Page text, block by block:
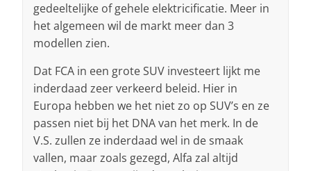
gedeeltelijke of gehele elektricificatie. Meer in
het algemeen wil de markt meer dan 3
modellen zien.
Dat FCA in een grote SUV investeert lijkt me
inderdaad zeer verkeerd beleid. Hier in
Europa hebben we het niet zo op SUV’s en ze
passen niet bij het DNA van het merk. In de
V.S. zullen ze inderdaad wel in de smaak
vallen, maar zoals gezegd, Alfa zal altijd